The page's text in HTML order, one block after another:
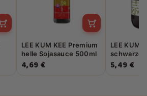
LEE KUM KEE Premium
helle Sojasauce 500ml
4,69 €
LEE KUM
schwarze
5,49 €